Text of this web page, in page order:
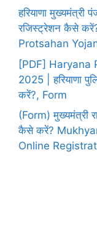
हरियाणा मुख्यमंत्री
रजिस्ट्रेशन कैसे
Protsahan
[PDF] Haryana
2025 | हरियाणा
करें?, Form
(Form) मुख्यमंत्री
कैसे करें?
Online